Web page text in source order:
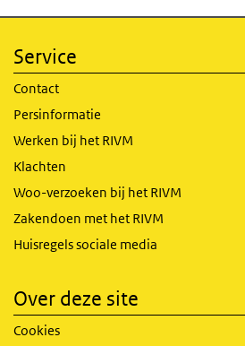
Service
Contact
Persinformatie
Werken bij het RIVM
Klachten
Woo-verzoeken bij het RIVM
Zakendoen met het RIVM
Huisregels sociale media
Over deze site
Cookies